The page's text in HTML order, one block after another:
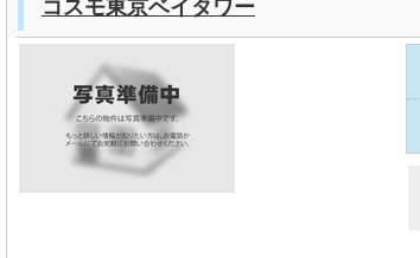
コスモ東京ベイタワー